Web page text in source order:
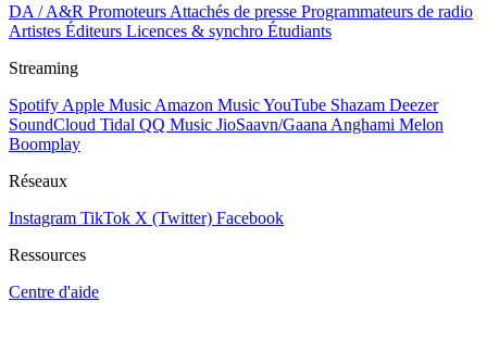
DA / A&R Promoteurs Attachés de presse Programmateurs de radio
Artistes Éditeurs Licences & synchro Étudiants
Streaming
Spotify Apple Music Amazon MusicYouTube Shazam Deezer
SoundCloud Tidal QQ Music JioSaavn/Gaana Anghami Melon
Boomplay
Réseaux
Instagram TikTok X (Twitter) Facebook
Ressources
Centre d'aide